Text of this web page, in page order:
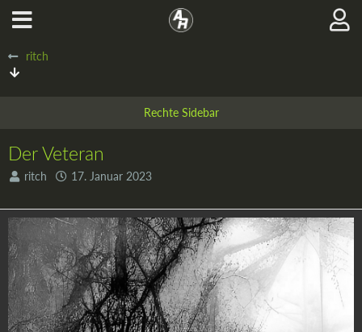
ritch
Der Veteran
ritch 17. Januar 2023